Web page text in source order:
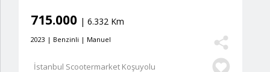
715.000 | 6.332 Km
2023 | Benzinli | Manuel
İstanbul Scootermarket Koşuyolu